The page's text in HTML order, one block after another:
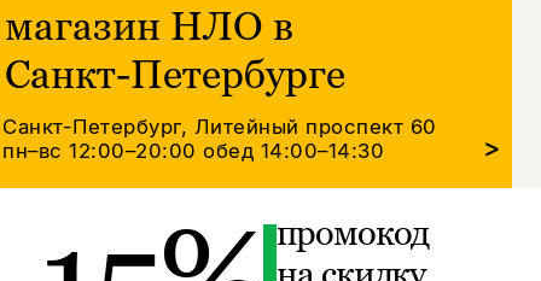
магазин НЛО в
Санкт-Петербурге
Санкт-Петербург, Литейный проспект 60
пн–вс 12:00–20:00обед 14:00–14:30 >
промокод
на скидку